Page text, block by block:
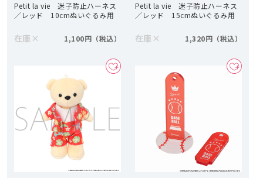
Petit la vie 迷子防止ハーネス
／レッド 10cmぬいぐるみ用
在庫 × 1,100円
Petit la vie 迷子防止ハーネス
／レッド 15cmぬいぐるみ用
在庫 × 1,320円